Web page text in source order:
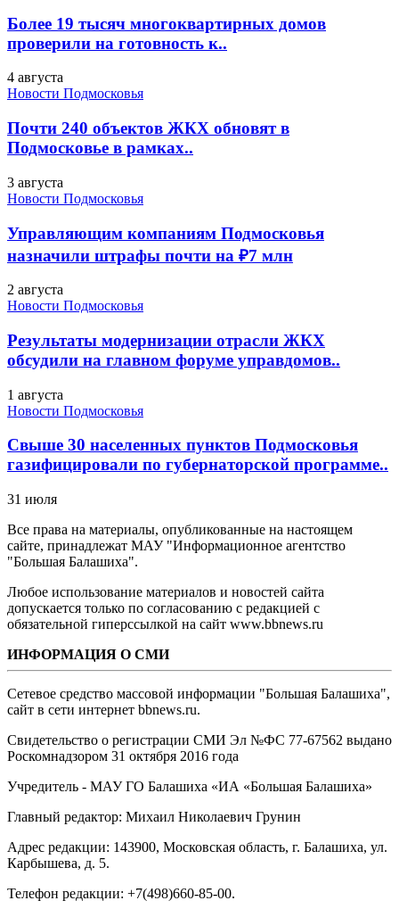
Более 19 тысяч многоквартирных домов
проверили на готовность к..
4 августа
Новости Подмосковья
Почти 240 объектов ЖКХ обновят в
Подмосковье в рамках..
3 августа
Новости Подмосковья
Управляющим компаниям Подмосковья
назначили штрафы почти на ₽7 млн
2 августа
Новости Подмосковья
Результаты модернизации отрасли ЖКХ
обсудили на главном форуме управдомов..
1 августа
Новости Подмосковья
Свыше 30 населенных пунктов Подмосковья
газифицировали по губернаторской программе..
31 июля
Все права на материалы, опубликованные на настоящем
сайте, принадлежат МАУ "Информационное агентство
"Большая Балашиха".
Любое использование материалов и новостей сайта
допускается только по согласованию с редакцией с
обязательной гиперссылкой на сайт www.bbnews.ru
ИНФОРМАЦИЯ О СМИ
Сетевое средство массовой информации "Большая Балашиха",
сайт в сети интернет bbnews.ru.
Свидетельство о регистрации СМИ Эл №ФС ‎77-67562 выдано
Роскомнадзором 31 октября 2016 года
Учредитель - МАУ ГО Балашиха «ИА «Большая Балашиха»
Главный редактор: Михаил Николаевич Грунин
Адрес редакции: 143900, Московская область, г. Балашиха, ул.
Карбышева, д. 5.
Телефон редакции: +7(498)660-85-00.